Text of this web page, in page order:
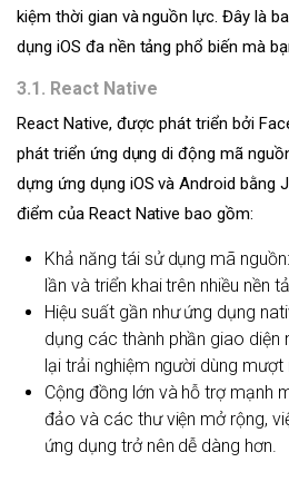
kiệm thời gian và nguồn lực. Đây là
dụng iOS đa nền tảng phổ biến mà
3.1. React Native
React Native, được phát triển bởi
phát triển ứng dụng di động mã
dựng ứng dụng iOS và Android bằng
điểm của React Native bao gồm:
Khả năng tái sử dụng mã
lần và triển khai trên nhiều nền
Hiệu suất gần như ứng dụng
dụng các thành phần giao diện
lại trải nghiệm người dùng mượt
Cộng đồng lớn và hỗ trợ mạnh
đảo và các thư viện mở rộng,
ứng dụng trở nên dễ dàng hơn.